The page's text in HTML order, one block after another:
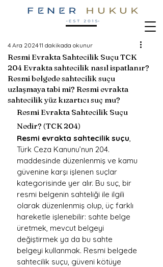
Resmi Evrakta Sahtecilik Suçu TCK
204 Evrakta sahtecilik nasıl ispatlanır?
Resmi belgede sahtecilik suçu
uzlaşmaya tabi mi? Resmi evrakta
sahtecilik yüz kızartıcı suç mu?
4 Ara 202411 dakikada okunur
Resmi Evrakta Sahtecilik Suçu
Nedir? (TCK 204)
Resmi evrakta sahtecilik suçu,
Türk Ceza Kanunu’nun 204.
maddesinde düzenlenmiş ve kamu
güvenine karşı işlenen suçlar
kategorisinde yer alır. Bu suç, bir
resmi belgenin sahteliği ile ilgili
olarak düzenlenmiş olup, üç farklı
hareketle işlenebilir: sahte belge
üretmek, mevcut belgeyi
değiştirmek ya da bu sahte
belgeyi kullanmak. Resmi belgede
sahtecilik suçu, güveni kötüye